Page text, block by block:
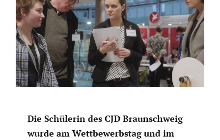
Die Schülerin des CJD Braun­schweig
wurde am Wettbe­werbstag und im